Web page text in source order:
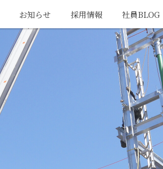
お知らせ 採用情報 社員BLOG